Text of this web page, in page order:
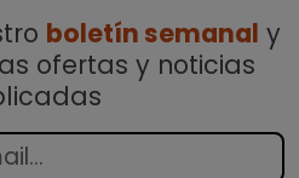
boletín semanal y
ofertas y noticias